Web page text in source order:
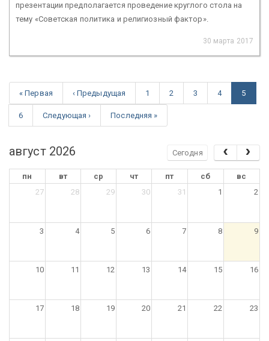
презентации предполагается проведение круглого стола на
тему «Советская политика и религиозный фактор».
30 марта 2017
« Первая ‹ Предыдущая 1 2 3 4 5
6 Следующая › Последняя »
август 2026 Сегодня
пн вт ср чт пт сб
вс
27
28 29 30 31 1 2
3 4 5 6 7 8 9
10 11 12 13 14 15 16
17 18 19 20 21 22 23